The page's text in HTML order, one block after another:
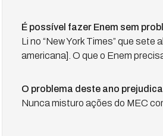
É possível fazer Enem sem
Li no “New York Times” que
americana]. O que o Enem
O problema deste ano
Nunca misturo ações do MEC